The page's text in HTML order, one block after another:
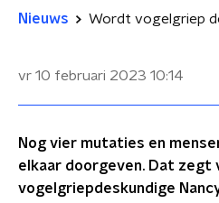
Nieuws
vr 10 februari 2023 10:14
Nog vier mutaties en
elkaar doorgeven. Dat zegt
vogelgriepdeskundige